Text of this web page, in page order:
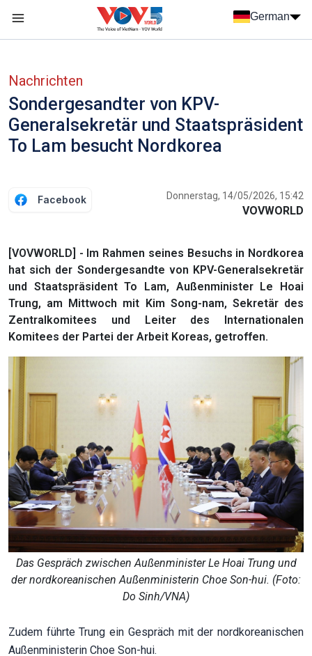
German
Nachrichten
Sondergesandter von KPV-
Generalsekretär und Staatspräsident
To Lam besucht Nordkorea
Facebook Donnerstag, 14/05/2026, 15:42
VOVWORLD
[VOVWORLD] - Im Rahmen seines Besuchs in Nordkorea
hat sich der Sondergesandte von KPV-Generalsekretär
und Staatspräsident To Lam, Außenminister Le Hoai
Trung, am Mittwoch mit Kim Song-nam, Sekretär des
Zentralkomitees und Leiter des Internationalen
Komitees der Partei der Arbeit Koreas, getroffen.
Das Gespräch zwischen Außenminister Le Hoai Trung und
der nordkoreanischen Außenministerin Choe Son-hui. (Foto:
Do Sinh/VNA)
Zudem führte Trung ein Gespräch mit der nordkoreanischen
Außenministerin Choe Son-hui.